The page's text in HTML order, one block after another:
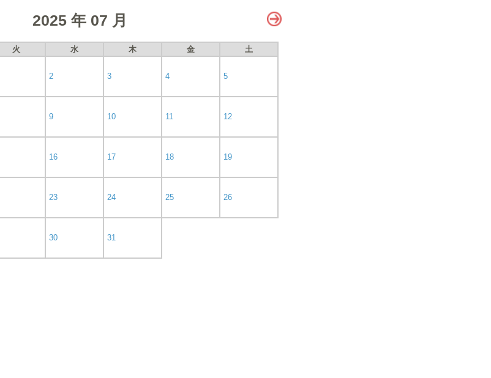
2025 年 07 月
火 水 木 金 土
2 3 4 5
9 10 11 12
16 17 18 19
23 24 25 26
30 31